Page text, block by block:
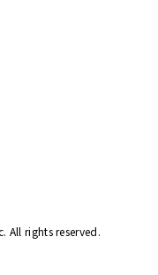
rights reserved.